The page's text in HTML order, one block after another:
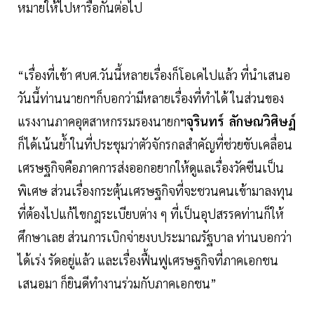
หมายให้ไปหารือกันต่อไป
“เรื่องที่เข้า ศบศ.วันนี้หลายเรื่องก็โอเคไปแล้ว ที่นำเสนอ
วันนี้ท่านนายกฯก็บอกว่ามีหลายเรื่องที่ทำได้ ในส่วนของ
แรงงานภาคอุตสาหกรรมรองนายกฯจุรินทร์ ลักษณวิศิษฏ์
ก็ได้เน้นยํ้าในที่ประชุมว่าตัวจักรกลสำคัญที่ช่วยขับเคลื่อน
เศรษฐกิจคือภาคการส่งออกอยากให้ดูแลเรื่องวัคซีนเป็น
พิเศษ ส่วนเรื่องกระตุ้นเศรษฐกิจที่จะชวนคนเข้ามาลงทุน
ที่ต้องไปแก้ไขกฎระเบียบต่าง ๆ ที่เป็นอุปสรรคท่านก็ให้
ศึกษาเลย ส่วนการเบิกจ่ายงบประมาณรัฐบาล ท่านบอกว่า
ได้เร่ง รัดอยู่แล้ว และเรื่องฟื้นฟูเศรษฐกิจที่ภาคเอกชน
เสนอมา ก็ยินดีทำงานร่วมกับภาคเอกชน”